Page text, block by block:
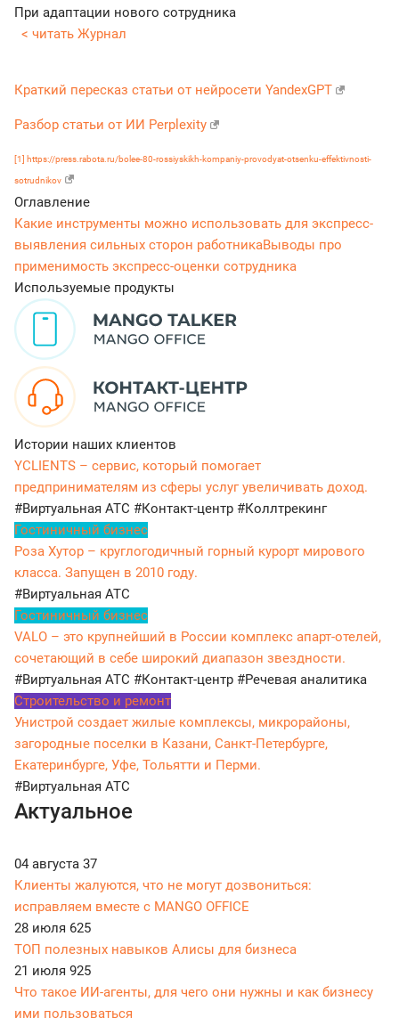
При адаптации нового сотрудника
< читать Журнал
Краткий пересказ статьи от нейросети YandexGPT
Разбор статьи от ИИ Perplexity
[1] https://press.rabota.ru/bolee-80-rossiyskikh-kompaniy-provodyat-otsenku-effektivnosti-
sotrudnikov
Оглавление
Какие инструменты можно использовать для экспресс-
выявления сильных сторон работникаВыводы про
применимость экспресс-оценки сотрудника
Используемые продукты
Истории наших клиентов
YCLIENTS – сервис, который помогает
предпринимателям из сферы услуг увеличивать доход.
#Виртуальная АТС #Контакт-центр #Коллтрекинг
Гостиничный бизнес
Роза Хутор – круглогодичный горный курорт мирового
класса. Запущен в 2010 году.
#Виртуальная АТС
Гостиничный бизнес
VALO – это крупнейший в России комплекс апарт-отелей,
сочетающий в себе широкий диапазон звездности.
#Виртуальная АТС #Контакт-центр #Речевая аналитика
Строительство и ремонт
Унистрой создает жилые комплексы, микрорайоны,
загородные поселки в Казани, Санкт-Петербурге,
Екатеринбурге, Уфе, Тольятти и Перми.
#Виртуальная АТС
Актуальное
04 августа 37
Клиенты жалуются, что не могут дозвониться:
исправляем вместе с MANGO OFFICE
28 июля 625
ТОП полезных навыков Алисы для бизнеса
21 июля 925
Что такое ИИ-агенты, для чего они нужны и как бизнесу
ими пользоваться